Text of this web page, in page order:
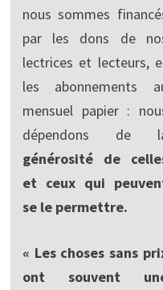
nous sommes
par les dons de
lectrices et lecteurs,
les abonnements
mensuel papier :
dépendons de
générosité de
et ceux qui
se le permettre.
« Les choses sans
ont souvent